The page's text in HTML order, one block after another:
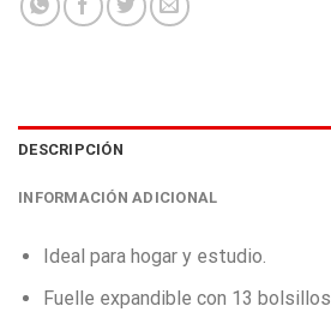
DESCRIPCIÓN
INFORMACIÓN ADICIONAL
Ideal para hogar y estudio.
Fuelle expandible con 13 bolsillos.